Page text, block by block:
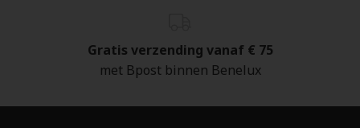
Gratis verzending vanaf € 75
met Bpost binnen Benelux